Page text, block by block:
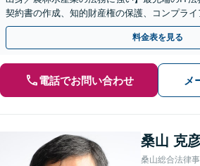
契約書の作成、知的財産権の保護、コンプラ
ど、ビジネスの基盤となる法的支援を一手に
料金表を見る
電話でお問い合わせ メ
桑山 克
桑山総合法律